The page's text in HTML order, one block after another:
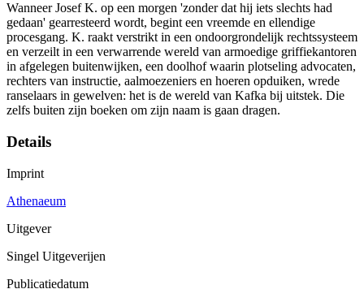
Wanneer Josef K. op een morgen 'zonder dat hij iets slechts had
gedaan' gearresteerd wordt, begint een vreemde en ellendige
procesgang. K. raakt verstrikt in een ondoorgrondelijk rechtssysteem
en verzeilt in een verwarrende wereld van armoedige griffiekantoren
in afgelegen buitenwijken, een doolhof waarin plotseling advocaten,
rechters van instructie, aalmoezeniers en hoeren opduiken, wrede
ranselaars in gewelven: het is de wereld van Kafka bij uitstek. Die
zelfs buiten zijn boeken om zijn naam is gaan dragen.
Details
Imprint
Athenaeum
Uitgever
Singel Uitgeverijen
Publicatiedatum